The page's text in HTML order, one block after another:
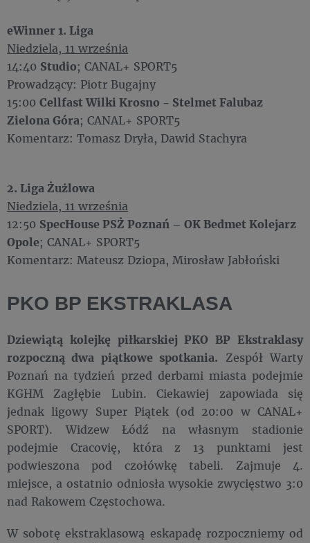
eWinner 1. Liga
Niedziela, 11 września
14:40 Studio; CANAL+ SPORT5
Prowadzący: Piotr Bugajny
15:00 Cellfast Wilki Krosno - Stelmet Falubaz
Zielona Góra; CANAL+ SPORT5
Komentarz: Tomasz Dryła, Dawid Stachyra
2. Liga Żużlowa
Niedziela, 11 września
12:50 SpecHouse PSŻ Poznań – OK Bedmet Kolejarz
Opole; CANAL+ SPORT5
Komentarz: Mateusz Dziopa, Mirosław Jabłoński
PKO BP EKSTRAKLASA
Dziewiątą kolejkę piłkarskiej PKO BP Ekstraklasy
rozpoczną dwa piątkowe spotkania. Zespół Warty
Poznań na tydzień przed derbami miasta podejmie
KGHM Zagłębie Lubin. Ciekawiej zapowiada się
jednak ligowy Super Piątek (od 20:00 w CANAL+
SPORT). Widzew Łódź na własnym stadionie
podejmie Cracovię, która z 13 punktami jest
podwieszona pod czołówkę tabeli. Zajmuje 4.
miejsce, a ostatnio odniosła wysokie zwycięstwo 3:0
nad Rakowem Częstochowa.
W sobotę ekstraklasową eskapadę rozpoczniemy od